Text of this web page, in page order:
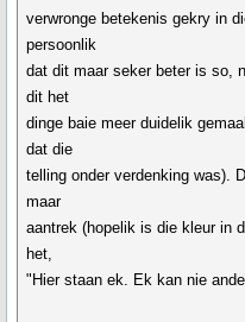
verwronge betekenis gekry in
persoonlik
dat dit maar seker beter is so,
dit het
dinge baie meer duidelik
dat die
telling onder verdenking was).
maar
aantrek (hopelik is die kleur in
het,
"Hier staan ek. Ek kan nie